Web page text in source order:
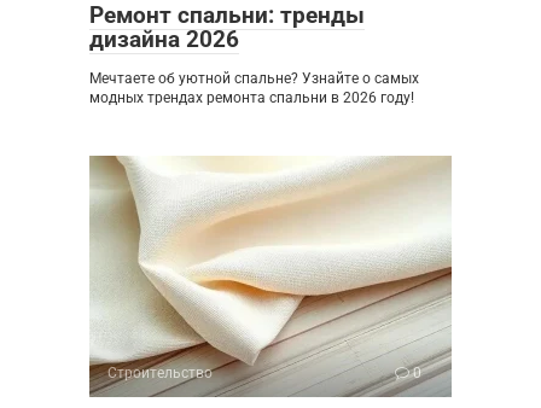
Ремонт спальни: тренды
дизайна 2026
Мечтаете об уютной спальне? Узнайте о самых
модных трендах ремонта спальни в 2026 году!
Строительство 0